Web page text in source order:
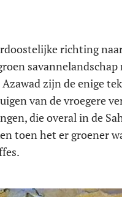
richting
zijn de enige
van de vroegere
die overal in de
toen het er groener